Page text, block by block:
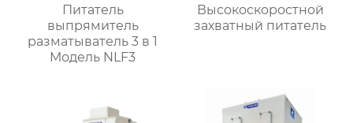
Питатель
выпрямитель
разматыватель 3 в 1
Модель NLF3
Высокоскоростной
захватный питатель